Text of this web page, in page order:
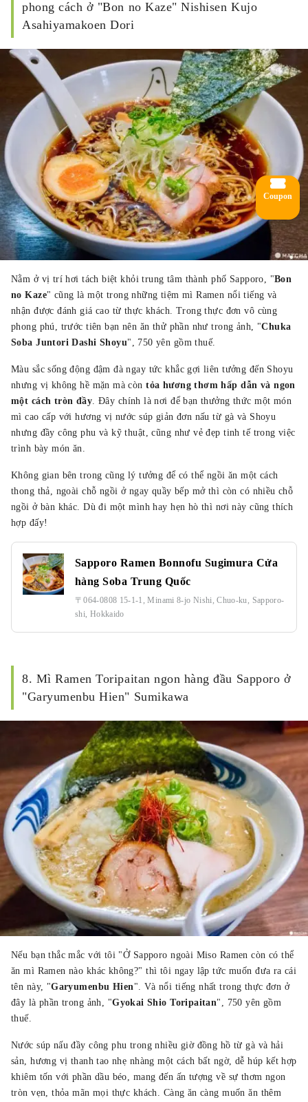
phong cách ở "Bon no Kaze" Nishisen Kujo
Asahiyamakoen Dori
Nằm ở vị trí hơi tách biệt khỏi trung tâm thành phố Sapporo, "Bon
no Kaze" cũng là một trong những tiệm mì Ramen nổi tiếng và
nhận được đánh giá cao từ thực khách. Trong thực đơn vô cùng
phong phú, trước tiên bạn nên ăn thử phần như trong ảnh, "Chuka
Soba Juntori Dashi Shoyu", 750 yên gồm thuế.
Màu sắc sống động đậm đà ngay tức khắc gợi liên tưởng đến Shoyu
nhưng vị không hề mặn mà còntỏa hương thơm hấp dẫn và ngon
một cách tròn đầy . Đây chính là nơi để bạn thưởng thức một món
mì cao cấp với hương vị nước súp giản đơn nấu từ gà và Shoyu
nhưng đầy công phu và kỹ thuật, cũng như vẻ đẹp tinh tế trong việc
trình bày món ăn.
Không gian bên trong cũng lý tưởng để có thể ngồi ăn một cách
thong thả, ngoài chỗ ngồi ở ngay quầy bếp mở thì còn có nhiều chỗ
ngồi ở bàn khác. Dù đi một mình hay hẹn hò thì nơi này cũng thích
hợp đấy!
Sapporo Ramen Bonnofu Sugimura Cửa
hàng Soba Trung Quốc
〒064-0808 15-1-1, Minami 8-jo Nishi, Chuo-ku, Sapporo-
shi, Hokkaido
8. Mì Ramen Toripaitan ngon hàng đầu Sapporo ở
"Garyumenbu Hien" Sumikawa
Nếu bạn thắc mắc với tôi "Ở Sapporo ngoài Miso Ramen còn có thể
ăn mì Ramen nào khác không?" thì tôi ngay lập tức muốn đưa ra cái
tên này, "Garyumenbu Hien ". Và nổi tiếng nhất trong thực đơn ở
đây là phần trong ảnh, "Gyokai Shio Toripaitan", 750 yên gồm
thuế.
Nước súp nấu đầy công phu trong nhiều giờ đồng hồ từ gà và hải
sản, hương vị thanh tao nhẹ nhàng một cách bất ngờ, dễ húp kết hợp
khiêm tốn với phần dầu béo, mang đến ấn tượng về sự thơm ngon
tròn vẹn, thỏa mãn mọi thực khách. Càng ăn càng muốn ăn thêm
Coupon